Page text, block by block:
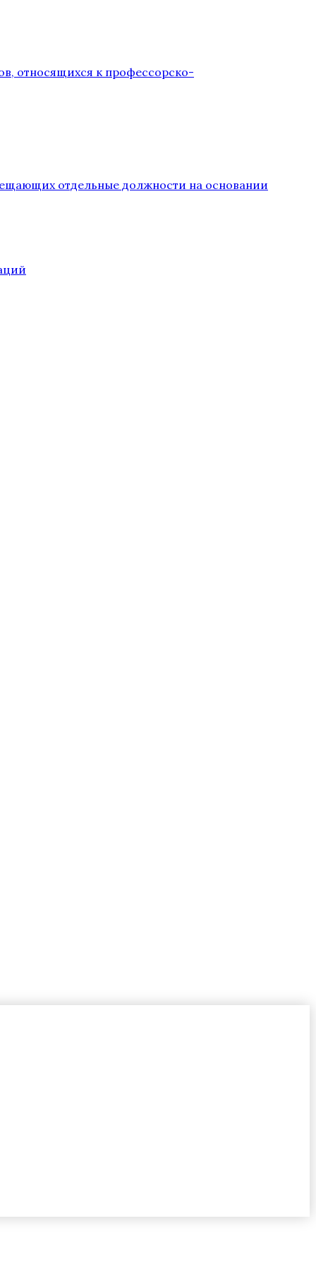
относящихся к профессорско-
отдельные должности на основании